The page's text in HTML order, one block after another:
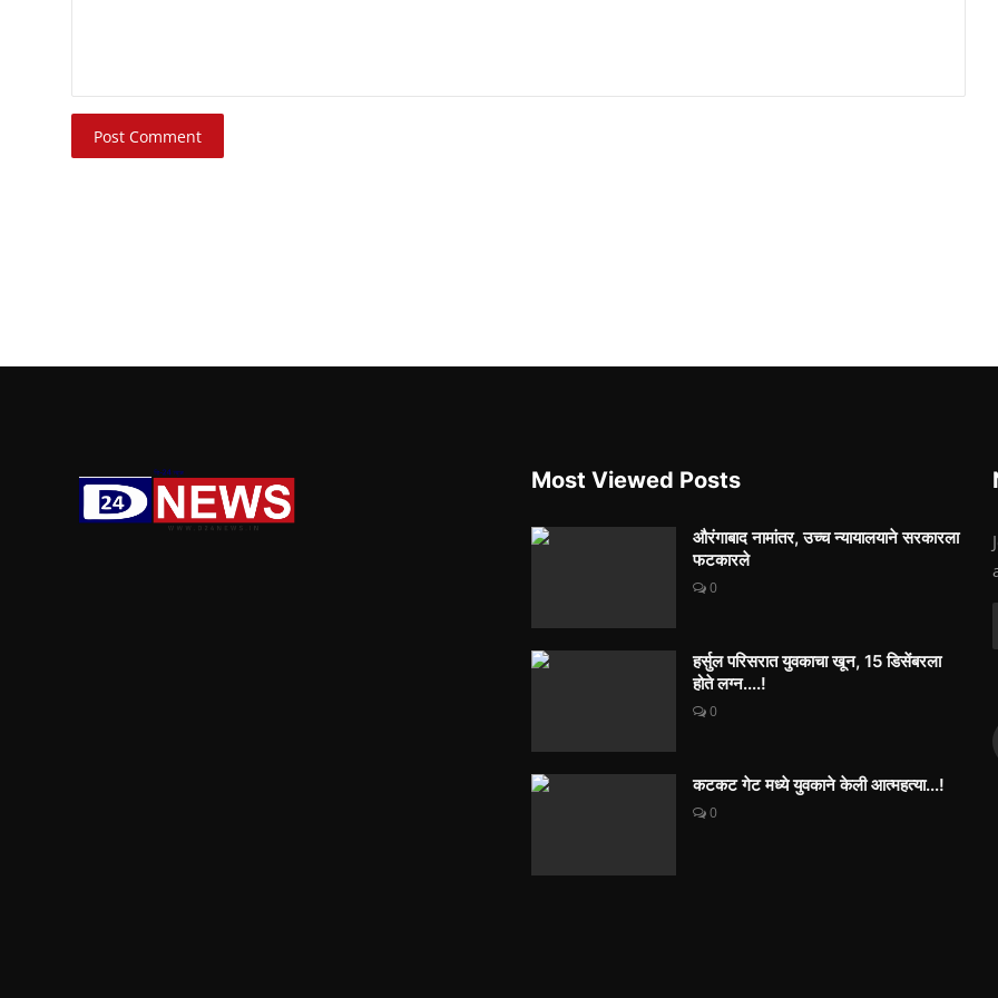
Post Comment
Most Viewed Posts
औरंगाबाद नामांतर, उच्च न्यायालयाने सरकारला
फटकारले
0
हर्सुल परिसरात युवकाचा खून, 15 डिसेंबरला
होते लग्न....!
0
कटकट गेट मध्ये युवकाने केली आत्महत्या...!
0